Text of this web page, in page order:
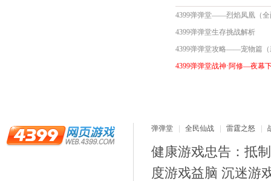
4399弹弹堂——烈焰凤凰（全
4399弹弹堂生存挑战解析
4399弹弹堂攻略——宠物篇（
4399弹弹堂战神·阿修—夜幕
弹弹堂 全民仙战 雷霆之怒
健康游戏忠告：抵
度游戏益脑 沉迷游